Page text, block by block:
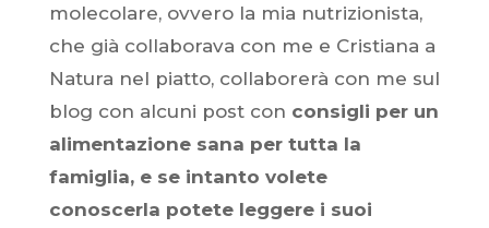
molecolare, ovvero la mia nutrizionista,
che già collaborava con me e Cristiana a
Natura nel piatto, collaborerà con me sul
blog con alcuni post con consigli per un
alimentazione sana per tutta la
famiglia, e se intanto volete
conoscerla potete leggere i suoi